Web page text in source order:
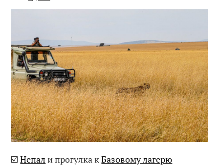
☑️Непал и прогулка кБазовому лагерю